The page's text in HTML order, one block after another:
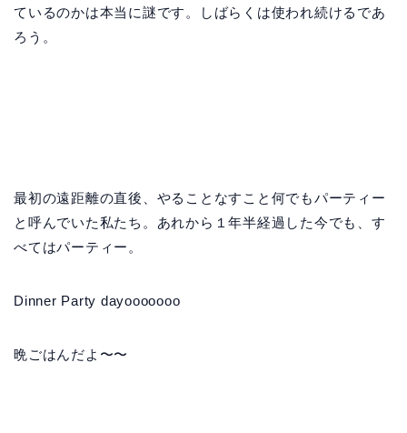
ているのかは本当に謎です。しばらくは使われ続けるであ
ろう。
最初の遠距離の直後、やることなすこと何でもパーティー
と呼んでいた私たち。あれから１年半経過した今でも、す
べてはパーティー。
Dinner Party dayooooooo
晩ごはんだよ〜〜